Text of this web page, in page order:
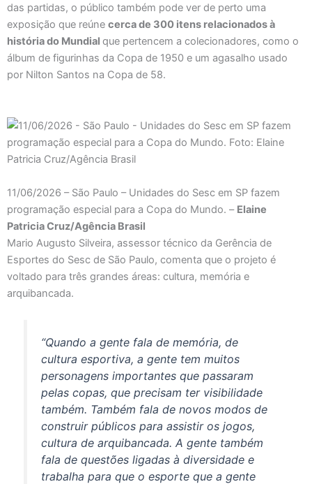
das partidas, o público também pode ver de perto uma
exposição que reúne cerca de 300 itens relacionados à
história do Mundial que pertencem a colecionadores, como o
álbum de figurinhas da Copa de 1950 e um agasalho usado
por Nilton Santos na Copa de 58.
11/06/2026 – São Paulo – Unidades do Sesc em SP fazem
programação especial para a Copa do Mundo. – Elaine
Patricia Cruz/Agência Brasil
Mario Augusto Silveira, assessor técnico da Gerência de
Esportes do Sesc de São Paulo, comenta que o projeto é
voltado para três grandes áreas: cultura, memória e
arquibancada.
“Quando a gente fala de memória, de
cultura esportiva, a gente tem muitos
personagens importantes que passaram
pelas copas, que precisam ter visibilidade
também. Também fala de novos modos de
construir públicos para assistir os jogos,
cultura de arquibancada. A gente também
fala de questões ligadas à diversidade e
trabalha para que o esporte que a gente